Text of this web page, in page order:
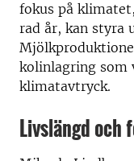
fokus på
rad år, kan styra
kolinlagring som
klimatavtryck.
Livslängd